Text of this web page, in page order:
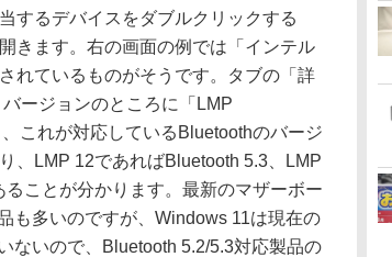
するデバイスをダブルクリックする
きます。右の画面の例では「インテル
れているものがそうです。タブの「詳
ージョンのところに「LMP
これが対応しているBluetoothのバージ
、LMP 12であればBluetooth 5.3、LMP
ことが分かります。最新のマザーボー
も多いのですが、Windows 11は現在の
ないので、Bluetooth 5.2/5.3対応製品の